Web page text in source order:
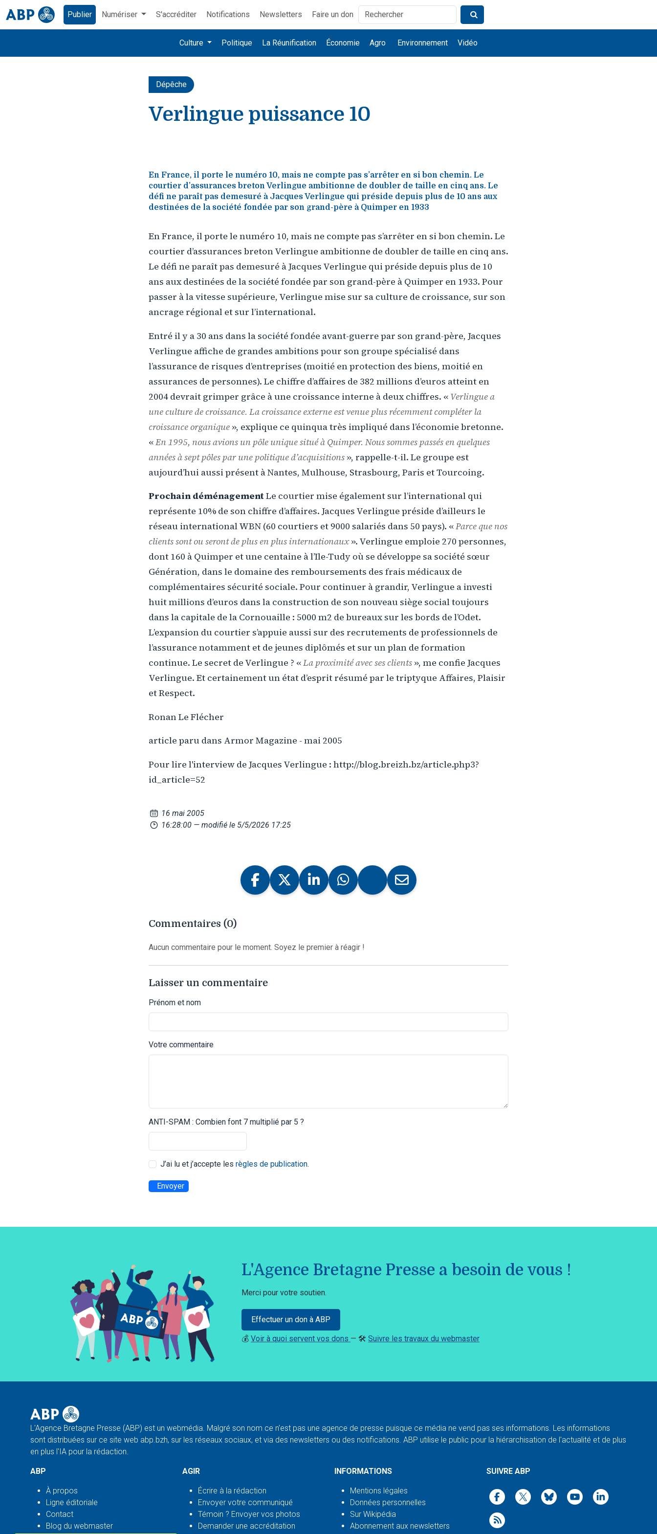
Publier Numériser S'accréditer Notifications Newsletters Faire un don
Culture Politique La Réunification Économie Agro Environnement Vidéo
Dépêche
Verlingue puissance 10
En France, il porte le numéro 10, mais ne compte pas s’arrêter en si bon chemin. Le
courtier d’assurances breton Verlingue ambitionne de doubler de taille en cinq ans. Le
défi ne paraît pas demesuré à Jacques Verlingue qui préside depuis plus de 10 ans aux
destinées de la société fondée par son grand-père à Quimper en 1933
En France, il porte le numéro 10, mais ne compte pas s’arrêter en si bon chemin. Le
courtier d’assurances breton Verlingue ambitionne de doubler de taille en cinq ans.
Le défi ne paraît pas demesuré à Jacques Verlingue qui préside depuis plus de 10
ans aux destinées de la société fondée par son grand-père à Quimper en 1933. Pour
passer à la vitesse supérieure, Verlingue mise sur sa culture de croissance, sur son
ancrage régional et sur l’international.
Entré il y a 30 ans dans la société fondée avant-guerre par son grand-père, Jacques
Verlingue affiche de grandes ambitions pour son groupe spécialisé dans
l’assurance de risques d’entreprises (moitié en protection des biens, moitié en
assurances de personnes). Le chiffre d’affaires de 382 millions d’euros atteint en
2004 devrait grimper grâce à une croissance interne à deux chiffres. « Verlingue a
une culture de croissance. La croissance externe est venue plus récemment compléter la
croissance organique », explique ce quinqua très impliqué dans l’économie bretonne.
«En 1995, nous avions un pôle unique situé à Quimper. Nous sommes passés en quelques
années à sept pôles par une politique d’acquisitions », rappelle-t-il. Le groupe est
aujourd’hui aussi présent à Nantes, Mulhouse, Strasbourg, Paris et Tourcoing.
Prochain déménagementLe courtier mise également sur l’international qui
représente 10% de son chiffre d’affaires. Jacques Verlingue préside d’ailleurs le
réseau international WBN (60 courtiers et 9000 salariés dans 50 pays). «Parce que nos
clients sont ou seront de plus en plus internationaux». Verlingue emploie 270 personnes,
dont 160 à Quimper et une centaine à l’Ile-Tudy où se développe sa société sœur
Génération, dans le domaine des remboursements des frais médicaux de
complémentaires sécurité sociale. Pour continuer à grandir, Verlingue a investi
huit millions d’euros dans la construction de son nouveau siège social toujours
dans la capitale de la Cornouaille : 5000 m2 de bureaux sur les bords de l’Odet.
L’expansion du courtier s’appuie aussi sur des recrutements de professionnels de
l’assurance notamment et de jeunes diplômés et sur un plan de formation
continue. Le secret de Verlingue ? «La proximité avec ses clients », me confie Jacques
Verlingue. Et certainement un état d’esprit résumé par le triptyque Affaires, Plaisir
et Respect.
Ronan Le Flécher
article paru dans Armor Magazine - mai 2005
Pour lire l'interview de Jacques Verlingue : http://blog.breizh.bz/article.php3?
id_article=52
16 mai 2005
16:28:00 — modifié le 5/5/2026 17:25
Commentaires (0)
Aucun commentaire pour le moment. Soyez le premier à réagir !
Laisser un commentaire
Prénom et nom
Votre commentaire
ANTI-SPAM : Combien font 7 multiplié par 5 ?
J’ai lu et j’accepte les règles de publication.
Envoyer
L'Agence Bretagne Presse a besoin de vous !
Merci pour votre soutien.
Effectuer un don à ABP
💰 Voir à quoi servent vos dons — 🛠️ Suivre les travaux du webmaster
L'Agence Bretagne Presse (ABP) est un webmédia. Malgré son nom ce n'est pas une agence de presse puisque ce média ne vend pas ses informations. Les informations
sont distribuées sur ce site web abp.bzh, sur les réseaux sociaux, et via des newsletters ou des notifications. ABP utilise le public pour la hiérarchisation de l'actualité et de plus
en plus l'IA pour la rédaction.
ABP
À propos
Ligne éditoriale
Contact
Blog du webmaster
AGIR
Écrire à la rédaction
Envoyer votre communiqué
Témoin ? Envoyer vos photos
Demander une accréditation
INFORMATIONS
Mentions légales
Données personnelles
Sur Wikipédia
Abonnement aux newsletters
SUIVRE ABP